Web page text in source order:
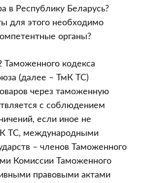
в Республику Беларусь?
для этого необходимо
органы?
Таможенного кодекса
(далее – ТмК ТС)
через таможенную
с соблюдением
если иное не
ТС, международными
– членов Таможенного
Комиссии Таможенного
правовыми актами